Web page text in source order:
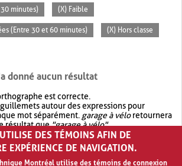
minutes) (X) Faible
(Entre 30 et 60 minutes) (X) Hors classe
donné aucun résultat
est correcte.
autour des expressions pour
mot séparément. garage à véloretournera
résultat que"garage à vélo".
votre recherche avec OR.garage OR vélo
plus de résultat quegarage à vélo
DES TÉMOINS AFIN DE
EXPÉRIENCE DE NAVIGATION.
Montréal utilise des témoins de connexion